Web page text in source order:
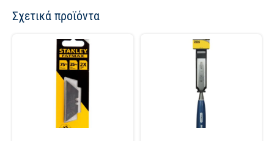
Σχετικά προϊόντα